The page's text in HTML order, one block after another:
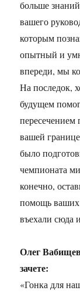
больше
вашего
которым
опытный и
впереди, мы
На последок,
будущем
пересечением
вашей
было
чемпионата
конечно,
помощь ваших
въехали сюда
Олег
зачете:
«Гонка для